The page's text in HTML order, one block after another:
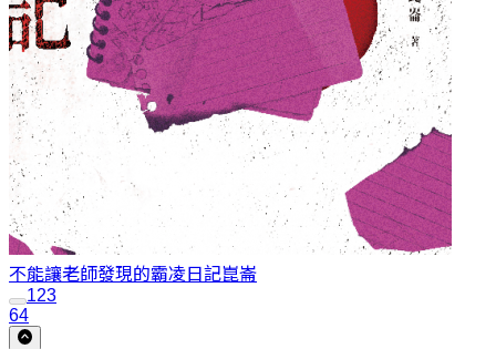
不能讓老師發現的霸凌日記崑崙
123
64